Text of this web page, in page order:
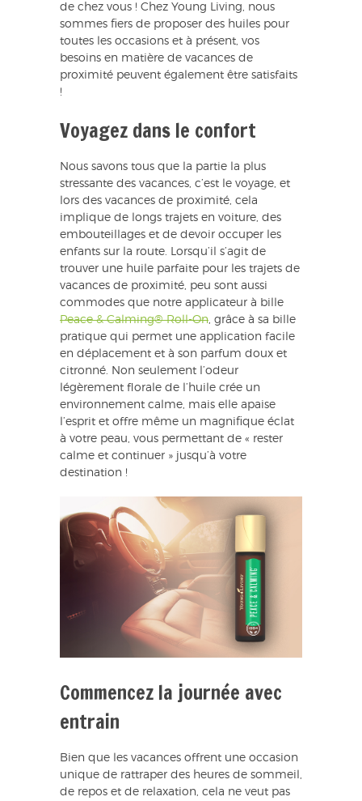
de chez vous ! Chez Young Living, nous
sommes fiers de proposer des huiles pour
toutes les occasions et à présent, vos
besoins en matière de vacances de
proximité peuvent également être satisfaits
!
Voyagez dans le confort
Nous savons tous que la partie la plus
stressante des vacances, c’est le voyage, et
lors des vacances de proximité, cela
implique de longs trajets en voiture, des
embouteillages et de devoir occuper les
enfants sur la route. Lorsqu’il s’agit de
trouver une huile parfaite pour les trajets de
vacances de proximité, peu sont aussi
commodes que notre applicateur à bille
Peace & Calming® Roll-On , grâce à sa bille
pratique qui permet une application facile
en déplacement et à son parfum doux et
citronné. Non seulement l’odeur
légèrement florale de l’huile crée un
environnement calme, mais elle apaise
l’esprit et offre même un magnifique éclat
à votre peau, vous permettant de « rester
calme et continuer » jusqu’à votre
destination !
Commencez la journée avec
entrain
Bien que les vacances offrent une occasion
unique de rattraper des heures de sommeil,
de repos et de relaxation, cela ne veut pas